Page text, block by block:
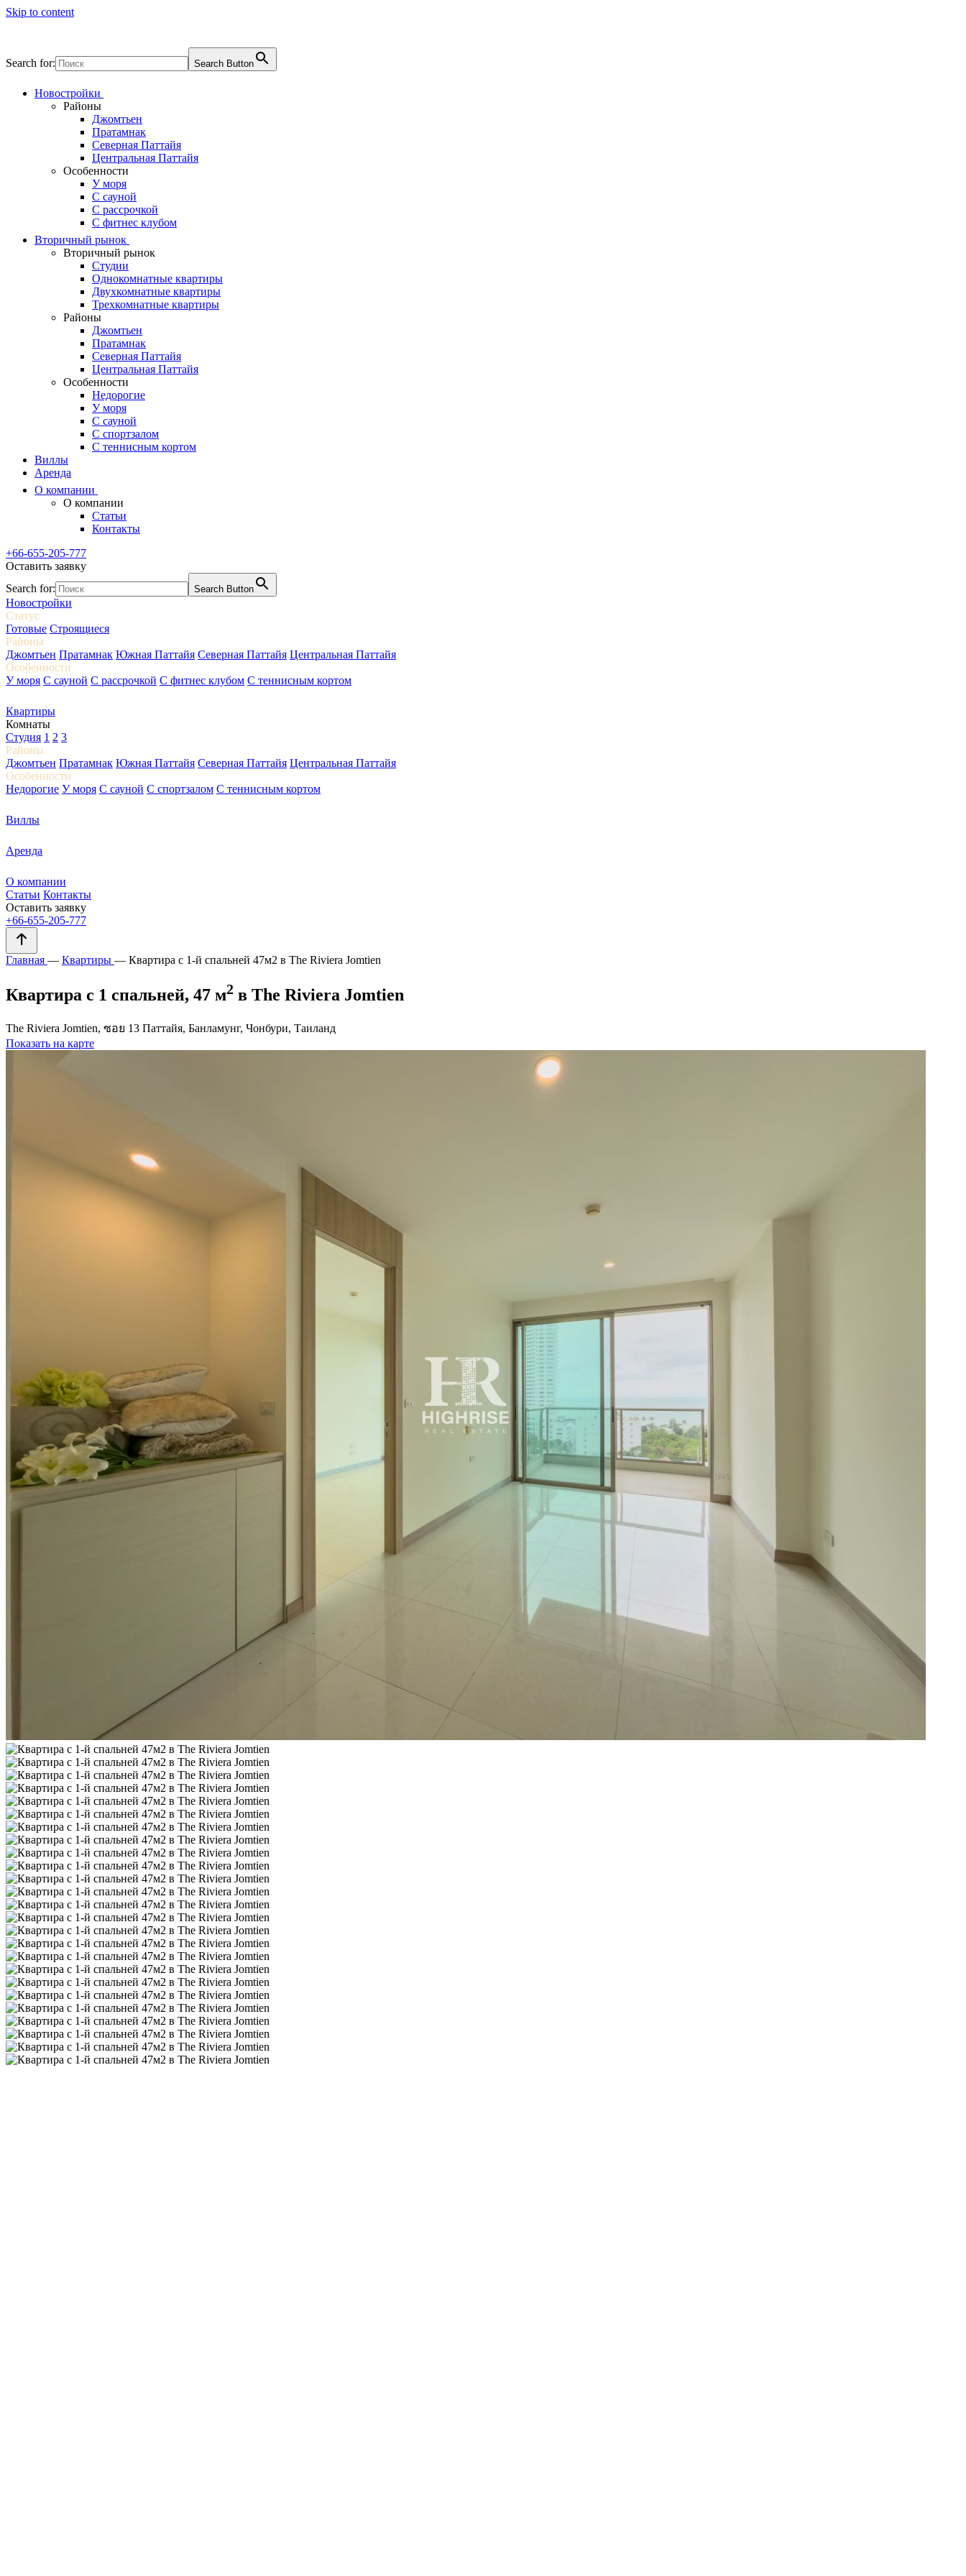
Skip to content
Search for: Search Button
Новостройки
Районы
Джомтьен
Пратамнак
Северная Паттайя
Центральная Паттайя
Особенности
У моря
С сауной
С рассрочкой
С фитнес клубом
Вторичный рынок
Вторичный рынок
Студии
Однокомнатные квартиры
Двухкомнатные квартиры
Трехкомнатные квартиры
Районы
Джомтьен
Пратамнак
Северная Паттайя
Центральная Паттайя
Особенности
Недорогие
У моря
С сауной
С спортзалом
С теннисным кортом
Виллы
Аренда
О компании
О компании
Статьи
Контакты
+66-655-205-777
Оставить заявку
Search for:
Search Button
Новостройки
Статус
Готовые Строящиеся
Районы
Джомтьен Пратамнак Южная Паттайя Северная Паттайя Центральная Паттайя
Особенности
У моря С сауной С рассрочкой С фитнес клубом С теннисным кортом
Квартиры
Комнаты
Студия 1 2 3
Районы
Джомтьен Пратамнак Южная Паттайя Северная Паттайя Центральная Паттайя
Особенности
Недорогие У моря С сауной С спортзалом С теннисным кортом
Виллы
Аренда
О компании
Статьи Контакты
Оставить заявку
+66-655-205-777
Главная — Квартиры — Квартира с 1-й спальней 47м2 в The Riviera Jomtien
Квартира с 1 спальней, 47 м2 в The Riviera Jomtien
The Riviera Jomtien, ซอย 13 Паттайя, Банламунг, Чонбури, Таиланд
Показать на карте